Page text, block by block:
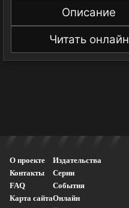
Описание
Читать онлайн
О проекте
Контакты
FAQ
Карта сайта
Издательства
Серии
События
Онлайн